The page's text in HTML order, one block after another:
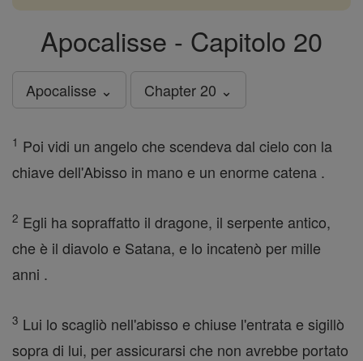
Apocalisse - Capitolo 20
Apocalisse ⌄ Chapter 20 ⌄
1 Poi vidi un angelo che scendeva dal cielo con la
chiave dell'Abisso in mano e un enorme catena .
2 Egli ha sopraffatto il dragone, il serpente antico,
che è il diavolo e Satana, e lo incatenò per mille
anni .
3 Lui lo scagliò nell'abisso e chiuse l'entrata e sigillò
sopra di lui, per assicurarsi che non avrebbe portato